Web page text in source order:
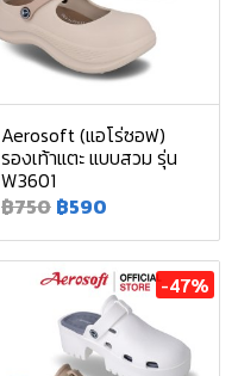
Aerosoft (แอโร่ซอฟ)
รองเท้าแตะ แบบสวม รุ่น
W3601
฿750 ฿590
-47%